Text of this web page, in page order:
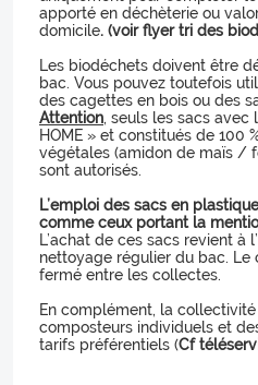
apporté en déchèterie ou
domicile. (voir flyer tri des
Les biodéchets doivent être
bac. Vous pouvez toutefois
des cagettes en bois ou des
Attention, seuls les sacs avec
HOME » et constitués de 100
végétales (amidon de maïs /
sont autorisés.
L’emploi des sacs en
comme ceux portant la
L’achat de ces sacs revient à
nettoyage régulier du bac. Le
fermé entre les collectes.
En complément, la
composteurs individuels et
tarifs préférentiels (Cf